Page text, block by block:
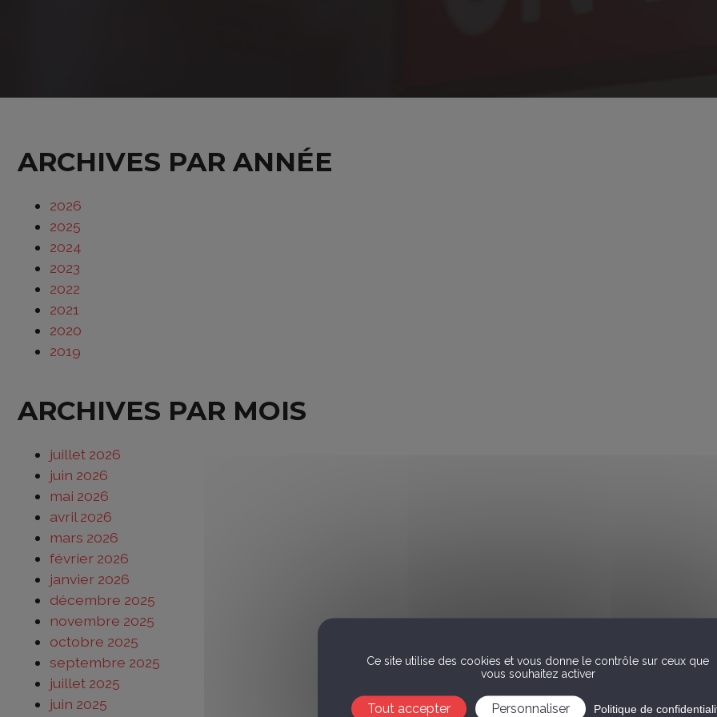
Ce site utilise des cookies et vous donne le contrôle sur ceux que
vous souhaitez activer
Tout accepter Personnaliser Politique de
ARCHIVES PAR ANNÉE
2026
2025
2024
2023
2022
2021
2020
2019
ARCHIVES PAR MOIS
juillet 2026
juin 2026
mai 2026
avril 2026
mars 2026
février 2026
janvier 2026
décembre 2025
novembre 2025
octobre 2025
septembre 2025
juillet 2025
juin 2025